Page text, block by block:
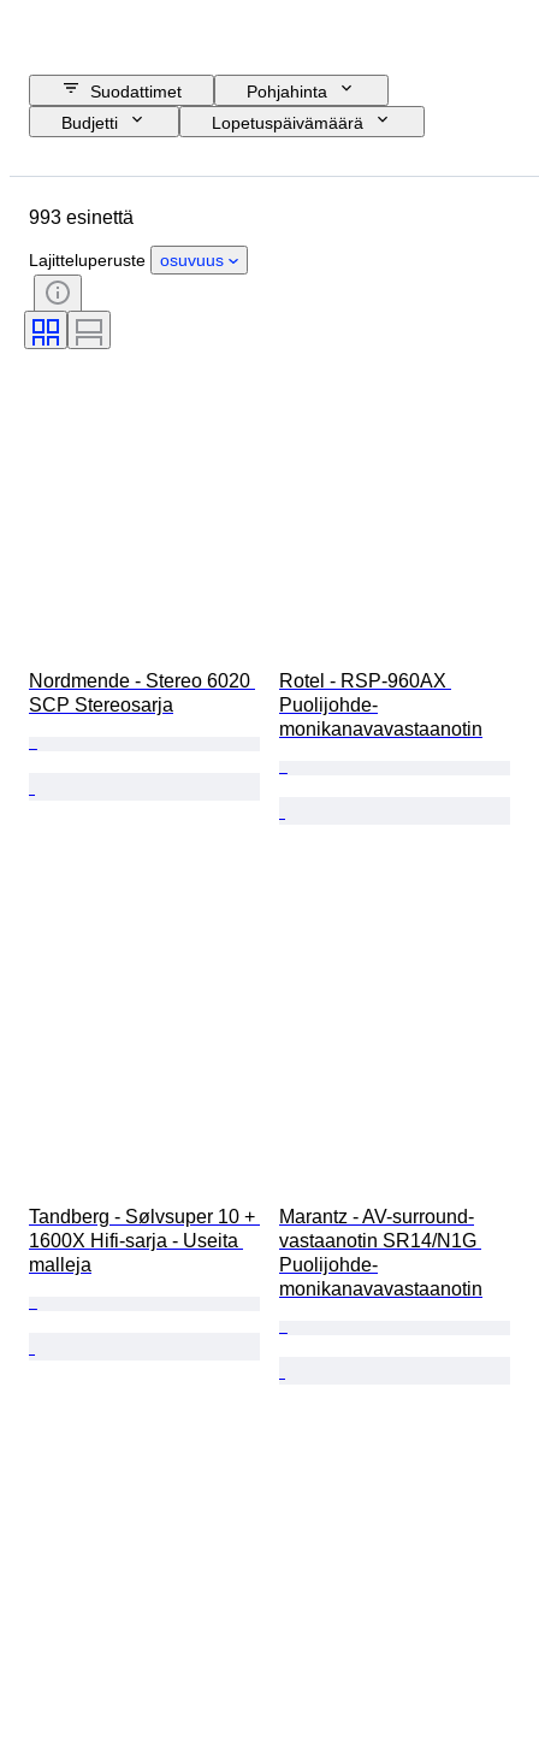
Suodattimet
Pohjahinta
Budjetti
Lopetuspäivämäärä
Kunto
Tyylisuuntaus
Aikakausi
Testattu ja toimiva
Tekijä
993 esinettä
Lajitteluperuste osuvuus
Nordmende - Stereo 6020
SCP Stereosarja
Rotel - RSP-960AX
Puolijohde-
monikanavavastaanotin
Tandberg - Sølvsuper 10 +
1600X Hifi-sarja - Useita
malleja
Marantz - AV-surround-
vastaanotin SR14/N1G
Puolijohde-
monikanavavastaanotin